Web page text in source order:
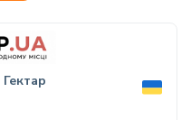
Гектар